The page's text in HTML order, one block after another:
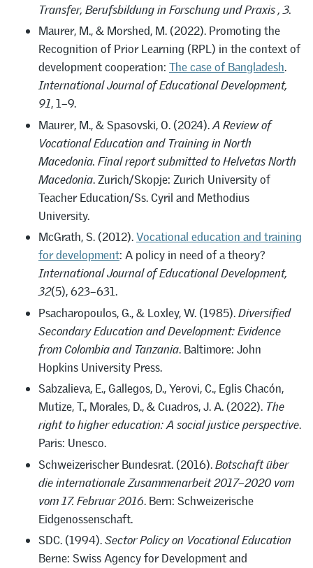
Transfer, Berufsbildung in Forschung und Praxis , 3.
Maurer, M., & Morshed, M. (2022). Promoting the
Recognition of Prior Learning (RPL) in the context of
development cooperation: The case of Bangladesh.
International Journal of Educational Development,
91, 1–9.
Maurer, M., & Spasovski, O. (2024).A Review of
Vocational Education and Training in North
Macedonia. Final report submitted to Helvetas North
Macedonia. Zurich/Skopje: Zurich University of
Teacher Education/Ss. Cyril and Methodius
University.
McGrath, S. (2012).Vocational education and training
for development: A policy in need of a theory?
International Journal of Educational Development,
32(5), 623–631.
Psacharopoulos, G., & Loxley, W. (1985).Diversified
Secondary Education and Development: Evidence
from Colombia and Tanzania. Baltimore: John
Hopkins University Press.
Sabzalieva, E., Gallegos, D., Yerovi, C., Eglis Chacón,
Mutize, T., Morales, D., & Cuadros, J. A. (2022). The
right to higher education: A social justice perspective.
Paris: Unesco.
Schweizerischer Bundesrat. (2016).Botschaft über
die internationale Zusammenarbeit 2017–2020 vom
vom 17.Februar 2016. Bern: Schweizerische
Eidgenossenschaft.
SDC. (1994).Sector Policy on Vocational Education
Berne: Swiss Agency for Development and